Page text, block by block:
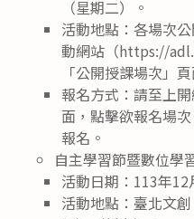
（星期二）。
活動地點：各場次
動網站（https://
「公開授課場次」頁
報名方式：請至上
面，點擊欲報名場
報名。
自主學習節暨數位學
活動日期：113年12
活動地點：臺北文